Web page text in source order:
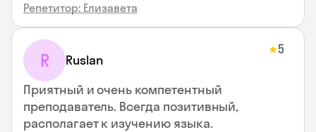
Репетитор: Елизавета
R Ruslan
★5
Приятный и очень компетентный
преподаватель. Всегда позитивный,
располагает к изучению языка.